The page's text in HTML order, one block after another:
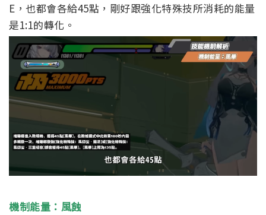
E，也都會各給45點，剛好跟強化特殊技所消耗的能量
是1:1的轉化。
機制能量：風蝕